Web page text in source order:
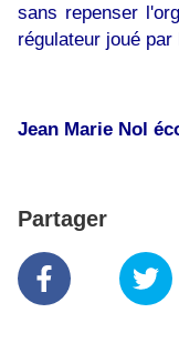
sans repenser
régulateur joué
Jean Marie Nol
Partager